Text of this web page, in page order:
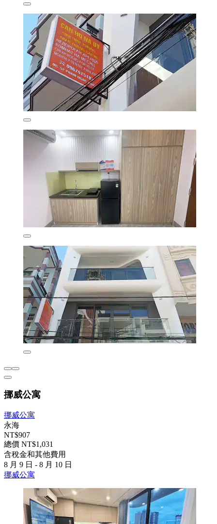
挪威公寓
挪威公寓
永海
NT$907
總價 NT$1,031
含稅金和其他費用
8 月 9 日 - 8 月 10 日
挪威公寓